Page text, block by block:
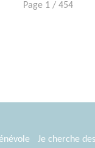
Page 1 / 454
Je cherche